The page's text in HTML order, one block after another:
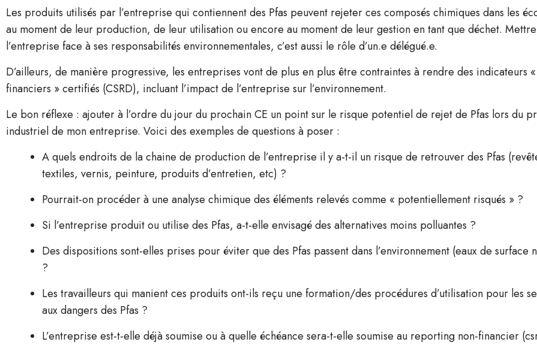
Les produits utilisés par l’entreprise qui contiennent des Pfas peuvent rejeter ces composés chimiques dans les
au moment de leur production, de leur utilisation ou encore au moment de leur gestion en tant que déchet. Mettre
l’entreprise face à ses responsabilités environnementales, c’est aussi le rôle d’un.e délégué.e.
D’ailleurs, de manière progressive, les entreprises vont de plus en plus être contraintes à rendre des indicateurs
financiers » certifiés (CSRD), incluant l’impact de l’entreprise sur l’environnement.
Le bon réflexe : ajouter à l’ordre du jour du prochain CE un point sur le risque potentiel de rejet de Pfas lors du
industriel de mon entreprise. Voici des exemples de questions à poser :
A quels endroits de la chaine de production de l’entreprise il y a-t-il un risque de retrouver des Pfas
textiles, vernis, peinture, produits d’entretien, etc) ?
Pourrait-on procéder à une analyse chimique des éléments relevés comme « potentiellement risqués » ?
Si l’entreprise produit ou utilise des Pfas, a-t-elle envisagé des alternatives moins polluantes ?
Des dispositions sont-elles prises pour éviter que des Pfas passent dans l’environnement (eaux de surface
?
Les travailleurs qui manient ces produits ont-ils reçu une formation/des procédures d’utilisation pour les
aux dangers des Pfas ?
L’entreprise est-t-elle déjà soumise ou à quelle échéance sera-t-elle soumise au reporting non-financier